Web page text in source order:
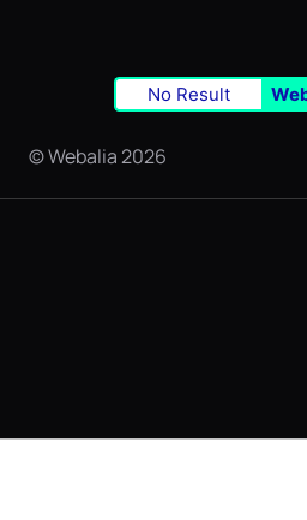
No Result
© Webalia 2026